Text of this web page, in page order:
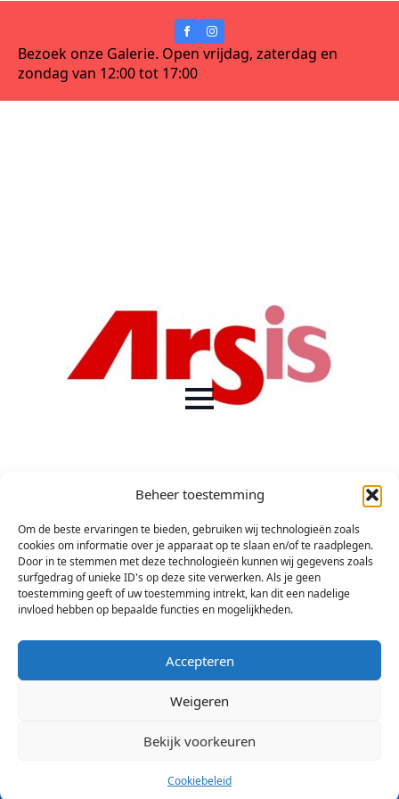
Beheer toestemming
Om de beste ervaringen te bieden, gebruiken wij technologieën zoals
cookies om informatie over je apparaat op te slaan en/of te raadplegen.
Door in te stemmen met deze technologieën kunnen wij gegevens zoals
surfgedrag of unieke ID's op deze site verwerken. Als je geen
toestemming geeft of uw toestemming intrekt, kan dit een nadelige
invloed hebben op bepaalde functies en mogelijkheden.
Accepteren
Weigeren
Bekijk voorkeuren
Cookiebeleid
Bezoek onze Galerie. Open vrijdag, zaterdag en
zondag van 12:00 tot 17:00
© 2026 Stichting Arsis Kunst en Societeit